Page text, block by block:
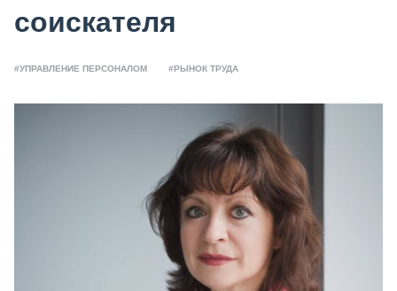
соискателя
#УПРАВЛЕНИЕ ПЕРСОНАЛОМ #РЫНОК ТРУДА